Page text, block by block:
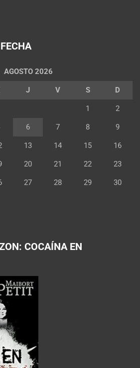
AGOSTO 2026
J V S D
1 2
6 7 8 9
13 14 15 16
20 21 22 23
27 28 29 30
COCAÍNA EN